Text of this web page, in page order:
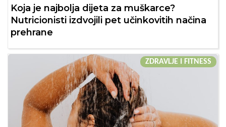
Koja je najbolja dijeta za muškarce?
Nutricionisti izdvojili pet učinkovitih načina
prehrane
ZDRAVLJE I FITNESS